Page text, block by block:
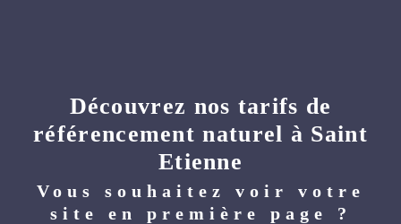
Découvrez nos tarifs de
référencement naturel à Saint
Etienne
Vous souhaitez voir votre
site en première page ?